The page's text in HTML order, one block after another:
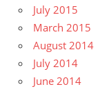
July 2015
March 2015
August 2014
July 2014
June 2014